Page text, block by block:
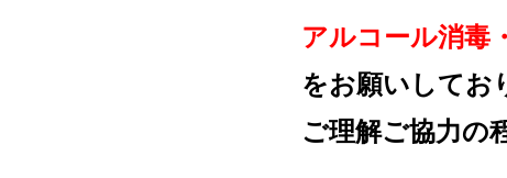
アルコール消毒・
をお願いしてお
ご理解ご協力の程